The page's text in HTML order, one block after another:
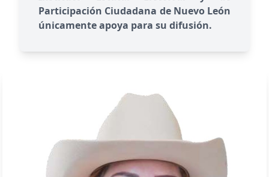
Participación Ciudadana de Nuevo León
únicamente apoya para su difusión.